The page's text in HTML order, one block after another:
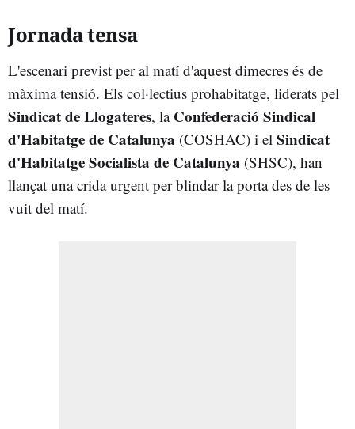
Jornada tensa
L'escenari previst per al matí d'aquest dimecres és de
màxima tensió. Els col·lectius prohabitatge, liderats pel
Sindicat de Llogateres, la Confederació Sindical
d'Habitatge de Catalunya (COSHAC) i el Sindicat
d'Habitatge Socialista de Catalunya (SHSC), han
llançat una crida urgent per blindar la porta des de les
vuit del matí.